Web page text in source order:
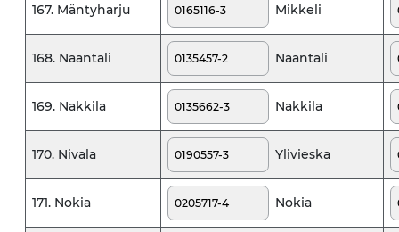
167. Mäntyharju Mikkeli
168. Naantali Naantali
169. Nakkila Nakkila
170. Nivala Ylivieska
171. Nokia Nokia